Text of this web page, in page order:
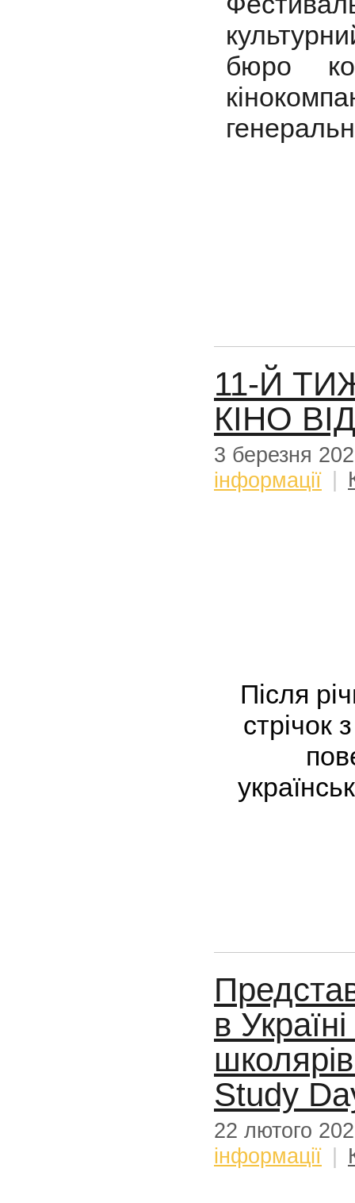
бюро
11-Й
КІНО
3 березня
інформації
Після
стрічок
в
Study
22 лютого
інформації